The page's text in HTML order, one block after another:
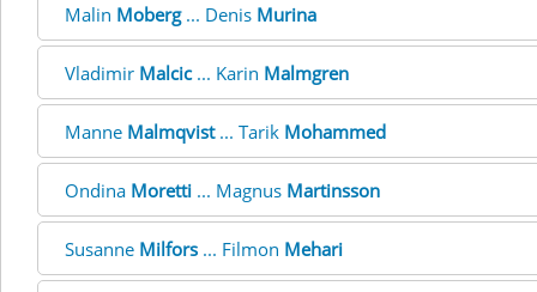
Malin Moberg... Denis Murina
Vladimir Malcic... Karin Malmgren
Manne Malmqvist... Tarik Mohammed
Ondina Moretti ... Magnus Martinsson
Susanne Milfors ... Filmon Mehari